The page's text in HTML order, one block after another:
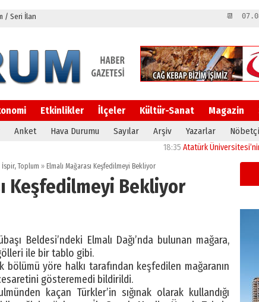
/ Seri İlan 📆
Etkinlikler İlçeler Kültür-Sanat Magazin
Anket Hava Durumu Sayılar Arşiv Yazarlar
Atatürk Üniversitesi’nin
İspir,Toplum » Elmalı Mağarası Keşfedilmeyi Bekliyor
Keşfedilmeyi Bekliyor
Beldesi’ndeki Elmalı Dağı’nda bulunan mağara,
ile bir tablo gibi.
yöre halkı tarafından keşfedilen mağaranın
gösteremedi bildirildi.
kaçan Türkler’in sığınak olarak kullandığı